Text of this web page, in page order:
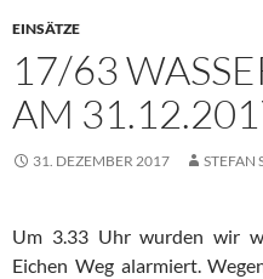
EINSÄTZE
17/63
AM
31. DEZEMBER 2017 STEFAN
Um 3.33 Uhr wurden wir
Eichen Weg alarmiert.